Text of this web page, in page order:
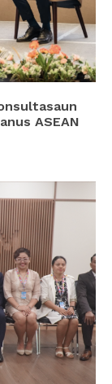
ASEAN